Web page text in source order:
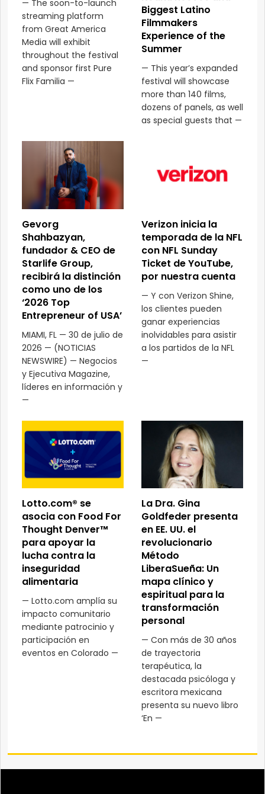
— The soon-to-launch
streaming platform
from Great America
Media will exhibit
throughout the festival
and sponsor first Pure
Flix Familia —
Biggest Latino
Filmmakers
Experience of the
Summer
— This year’s expanded
festival will showcase
more than 140 films,
dozens of panels, as well
as special guests that —
Gevorg
Shahbazyan,
fundador & CEO de
Starlife Group,
recibirá la distinción
como uno de los
‘2026 Top
Entrepreneur of USA’
MIAMI, FL — 30 de julio de
2026 — (NOTICIAS
NEWSWIRE) — Negocios
y Ejecutiva Magazine,
líderes en información y
—
Verizon inicia la
temporada de la NFL
con NFL Sunday
Ticket de YouTube,
por nuestra cuenta
— Y con Verizon Shine,
los clientes pueden
ganar experiencias
inolvidables para asistir
a los partidos de la NFL
—
Lotto.com® se
asocia con Food For
Thought Denver™
para apoyar la
lucha contra la
inseguridad
alimentaria
— Lotto.com amplía su
impacto comunitario
mediante patrocinio y
participación en
eventos en Colorado —
La Dra. Gina
Goldfeder presenta
en EE. UU. el
revolucionario
Método
LiberaSueña: Un
mapa clínico y
espiritual para la
transformación
personal
— Con más de 30 años
de trayectoria
terapéutica, la
destacada psicóloga y
escritora mexicana
presenta su nuevo libro
‘En —